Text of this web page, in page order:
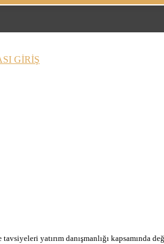
GİRİŞ
yatırım danışmanlığı